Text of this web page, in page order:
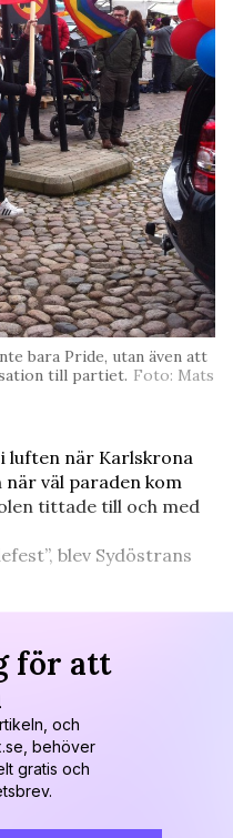
bara Pride, utan även att
till partiet. Foto: Mats
luften när Karlskrona
väl paraden kom
tittade till och med
blev Sydöstrans
för att
och
behöver
gratis och